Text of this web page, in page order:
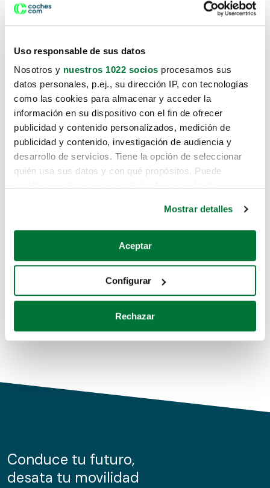
Uso responsable de sus datos
Nosotros y nuestros 1022 socios procesamos sus
datos personales, p.ej., su dirección IP, con tecnologías
como las cookies para almacenar y acceder la
información en su dispositivo con el fin de ofrecer
publicidad y contenido personalizados, medición de
publicidad y contenido, investigación de audiencia y
desarrollo de servicios. Tiene la opción de seleccionar
quién usa sus datos y con qué propósitos. Puede
Si lo permite, también quisiéramos:
Recopilar información sobre su ubicación geográfica
Identificar su dispositivo analizándolo activamente
para buscar características específicas (huellas
Obtenga más información sobre cómo se procesan sus
de cookies.
información sobre el uso que haga del sitio web con
nuestros partners de redes sociales, publicidad y análisis
Mostrar detalles
Aceptar
Configurar
Rechazar
Lo sentimos, no sabemos como
te hemos traido hasta aquí.
Pero puedes encontrar el coche que estás
buscando en alguno de estos enlaces:
Coches de segunda mano
Coches de km0
Conduce tu futuro,
desata tu movilidad